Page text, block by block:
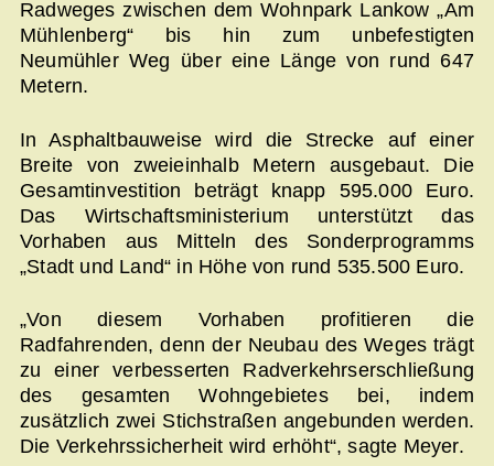
Radweges zwischen dem Wohnpark Lankow „Am
Mühlenberg“ bis hin zum unbefestigten
Neumühler Weg über eine Länge von rund 647
Metern.
In Asphaltbauweise wird die Strecke auf einer
Breite von zweieinhalb Metern ausgebaut. Die
Gesamtinvestition beträgt knapp 595.000 Euro.
Das Wirtschaftsministerium unterstützt das
Vorhaben aus Mitteln des Sonderprogramms
„Stadt und Land“ in Höhe von rund 535.500 Euro.
„Von diesem Vorhaben profitieren die
Radfahrenden, denn der Neubau des Weges trägt
zu einer verbesserten Radverkehrserschließung
des gesamten Wohngebietes bei, indem
zusätzlich zwei Stichstraßen angebunden werden.
Die Verkehrssicherheit wird erhöht“, sagte Meyer.